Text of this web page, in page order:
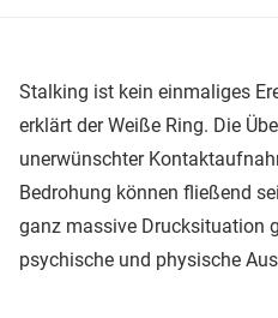
Stalking ist kein einmaliges
erklärt der Weiße Ring. Die
unerwünschter
Bedrohung können fließend
ganz massive Drucksituation
psychische und physische